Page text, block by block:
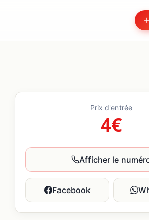
Prix d'entrée
4€
Afficher le
Facebook